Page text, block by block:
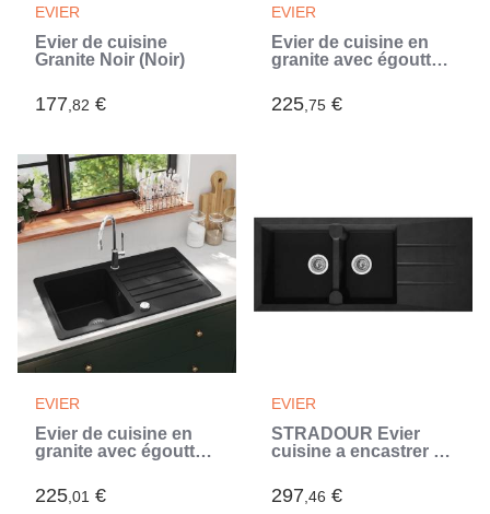
EVIER
Évier de cuisine
Granite Noir (Noir)
177,82 €
EVIER
Évier de cuisine en
granite avec égouttoir
225,75 €
EVIER
Évier de cuisine en
granite avec égouttoir
225,01 €
EVIER
STRADOUR Evier
cuisine a encastrer 2
Aloa - Résine - 116 x
50 cm - Noir (Noir)
297,46 €